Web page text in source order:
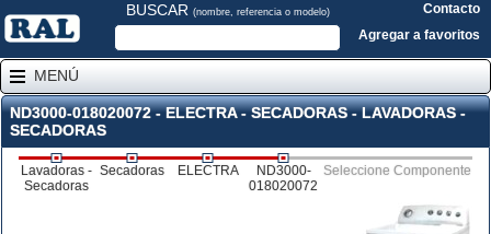
BUSCAR (nombre, referencia o modelo)
Contacto
Agregar a favoritos
MENÚ
ND3000-018020072 - ELECTRA - SECADORAS - LAVADORAS -
SECADORAS
Lavadoras -
Secadoras
Secadoras ELECTRA
ND3000-
018020072
Seleccione Componente